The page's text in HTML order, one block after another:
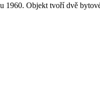
Objekt tvoří dvě